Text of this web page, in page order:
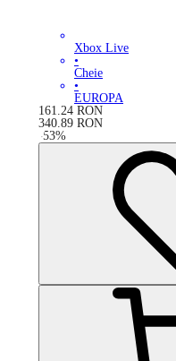
Xbox Live
•
Cheie
•
EUROPA
161.24 RON
340.89 RON
-53%